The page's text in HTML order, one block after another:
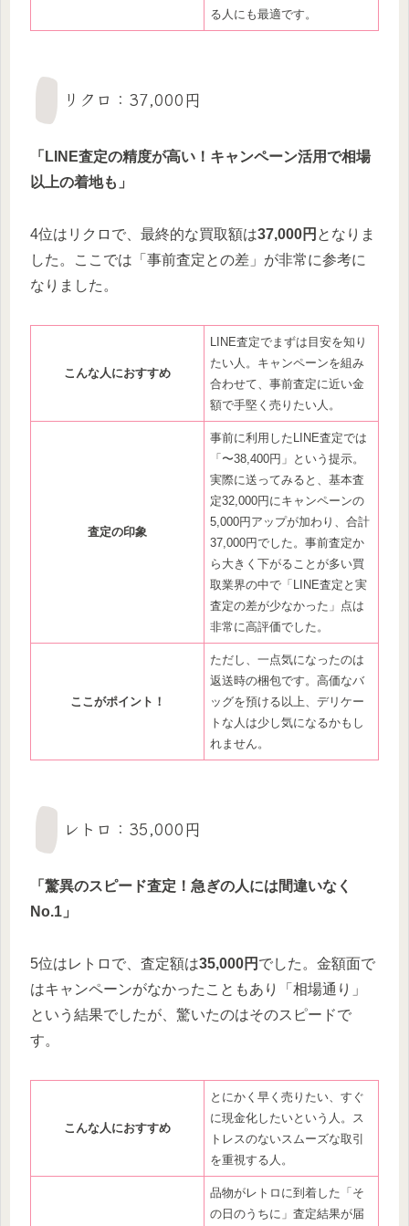
る人にも最適です。
リクロ：37,000円
「LINE査定の精度が高い！キャンペーン活用で相場
以上の着地も」
4位はリクロで、最終的な買取額は37,000円 となりま
した。ここでは「事前査定との差」が非常に参考に
なりました。
こんな人におすすめ
LINE査定でまずは目安を知り
たい人。キャンペーンを組み
合わせて、事前査定に近い金
額で手堅く売りたい人。
査定の印象
事前に利用したLINE査定では
「〜38,400円」という提示。
実際に送ってみると、基本査
定32,000円にキャンペーンの
5,000円アップが加わり、合計
37,000円でした。事前査定か
ら大きく下がることが多い買
取業界の中で「LINE査定と実
査定の差が少なかった」点は
非常に高評価でした。
ここがポイント！
ただし、一点気になったのは
返送時の梱包です。高価なバ
ッグを預ける以上、デリケー
トな人は少し気になるかもし
れません。
レトロ：35,000円
「驚異のスピード査定！急ぎの人には間違いなく
No.1」
5位はレトロで、査定額は35,000円 でした。金額面で
はキャンペーンがなかったこともあり「相場通り」
という結果でしたが、驚いたのはそのスピードで
す。
こんな人におすすめ
とにかく早く売りたい、すぐ
に現金化したいという人。ス
トレスのないスムーズな取引
を重視する人。
品物がレトロに到着した「そ
の日のうちに」査定結果が届